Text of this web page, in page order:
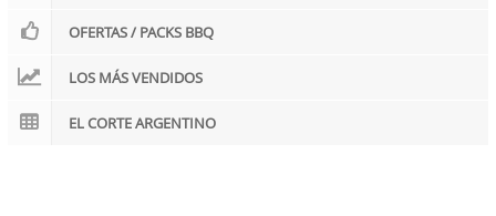
OFERTAS / PACKS BBQ
LOS MÁS VENDIDOS
EL CORTE ARGENTINO